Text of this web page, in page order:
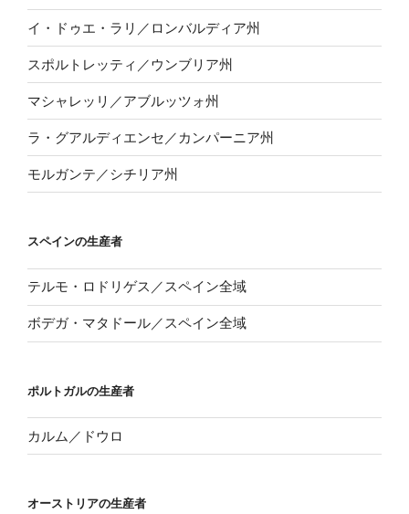
イ・ドゥエ・ラリ／ロンバルディア州
スポルトレッティ／ウンブリア州
マシャレッリ／アブルッツォ州
ラ・グアルディエンセ／カンパーニア州
モルガンテ／シチリア州
スペインの生産者
テルモ・ロドリゲス／スペイン全域
ボデガ・マタドール／スペイン全域
ポルトガルの生産者
カルム／ドウロ
オーストリアの生産者